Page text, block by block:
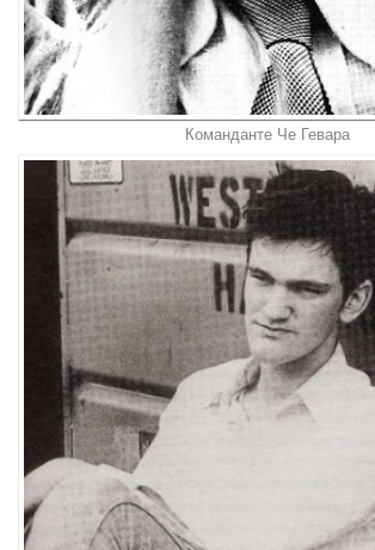
Команданте Че Гевара